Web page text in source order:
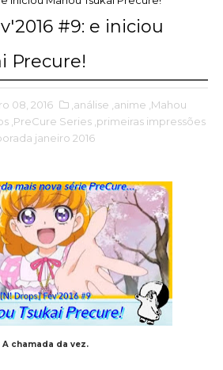
#9: e iniciou
Precure!
08, 2016 ,análise ,anime ,Mahou
,PreCure Series ,primeiras impressões
janeiro 2016
A chamada da vez.